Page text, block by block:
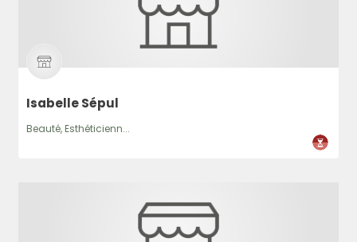
Isabelle Sépul
Beauté, Esthéticienn...